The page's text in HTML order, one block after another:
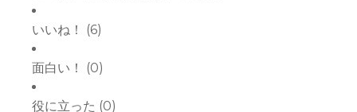
いいね！ (6)
面白い！ (0)
役に立った (0)